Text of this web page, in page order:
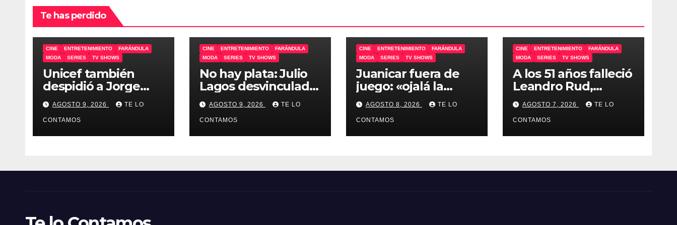
Te has perdido
CINE ENTRETENIMIENTO
FARÁNDULA
MODA
SERIES TV SHOWS
Unicef también
despidió a Jorge
Messi, uno de sus
embajadores
AGOSTO 9, 2026 TE LO
CONTAMOS
CINE ENTRETENIMIENTO
FARÁNDULA
MODA
SERIES TV SHOWS
No hay plata: Julio
Lagos desvinculado
de una radio
AGOSTO 9, 2026 TE LO
CONTAMOS
CINE ENTRETENIMIENTO
FARÁNDULA
MODA
SERIES TV SHOWS
Juanicar fuera de
juego: «ojalá la
gente dejara de
odiar tanto»
AGOSTO 8, 2026 TE LO
CONTAMOS
CINE ENTRETENIMIENTO
FARÁNDULA
MODA
SERIES TV SHOWS
A los 51 años falleció
Leandro Rud,
representante de
Cirio, Loly, Marengo
y Maglietti
AGOSTO 7, 2026 TE LO
CONTAMOS